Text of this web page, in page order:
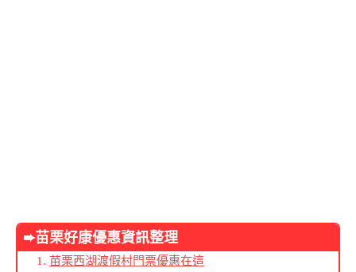
➨苗栗好康優惠資訊整理
苗栗西湖渡假村門票優惠在這